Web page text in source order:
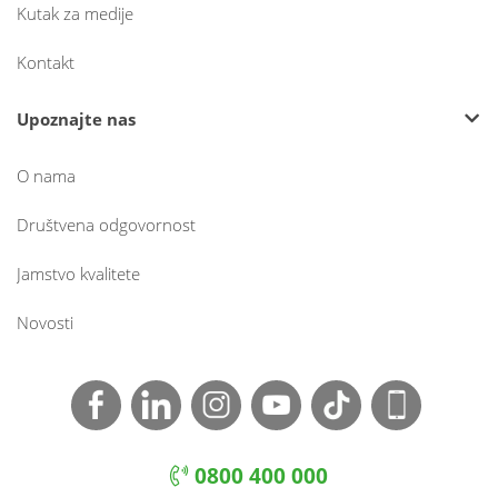
Kutak za medije
Kontakt
Upoznajte nas
O nama
Društvena odgovornost
Jamstvo kvalitete
Novosti
0800 400 000